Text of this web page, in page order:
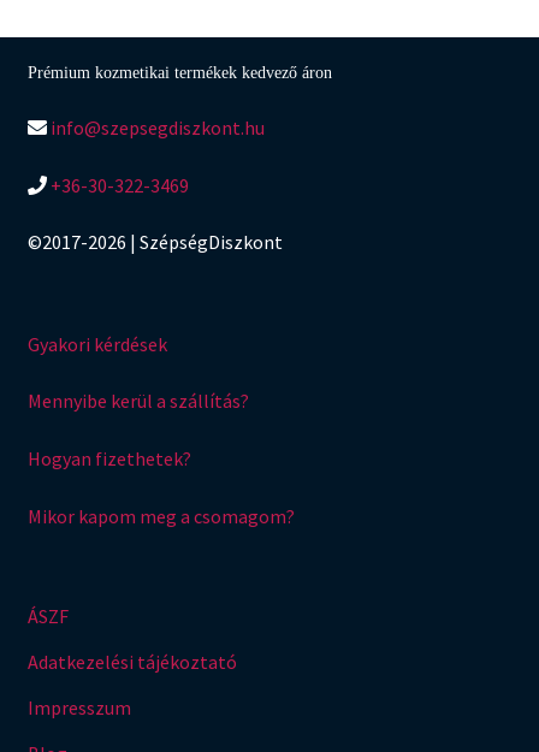
Prémium kozmetikai termékek kedvező áron
info@szepsegdiszkont.hu
+36-30-322-3469
©2017-2026 | SzépségDiszkont
Gyakori kérdések
Mennyibe kerül a szállítás?
Hogyan fizethetek?
Mikor kapom meg a csomagom?
ÁSZF
Adatkezelési tájékoztató
Impresszum